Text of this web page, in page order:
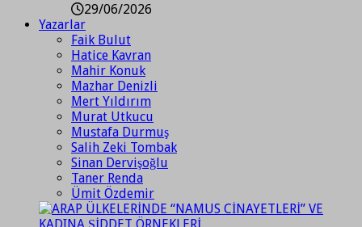
29/06/2026
Yazarlar
Faik Bulut
Hatice Kavran
Mahir Konuk
Mazhar Denizli
Mert Yıldırım
Murat Utkucu
Mustafa Durmuş
Salih Zeki Tombak
Sinan Dervişoğlu
Taner Renda
Ümit Özdemir